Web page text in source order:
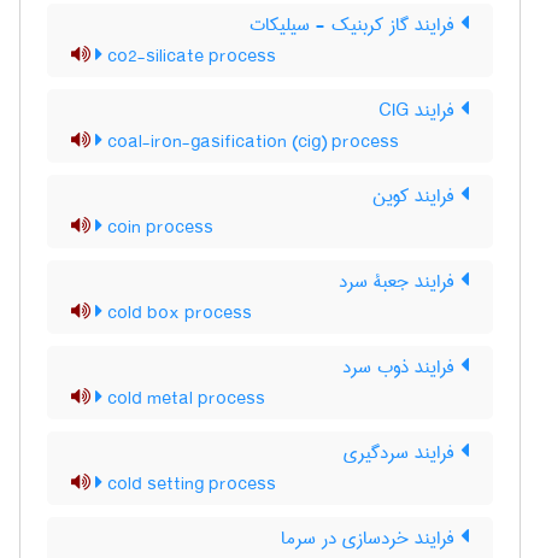
فرایند گاز کربنیک - سیلیکات
co2-silicate process
فرایند CIG
coal-iron-gasification (cig) process
فرایند کوین
coin process
فرایند جعبۀ سرد
cold box process
فرایند ذوب سرد
cold metal process
فرایند سردگیری
cold setting process
فرایند خردسازی در سرما